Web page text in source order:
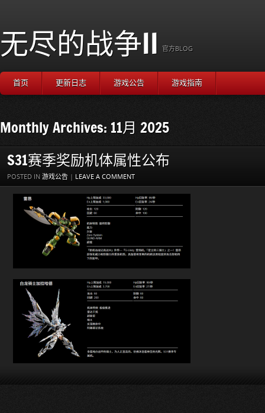
无尽的战争II 官方BLOG
首页 更新日志 游戏公告 游戏指南
Monthly Archives: 11月 2025
S31赛季奖励机体属性公布
POSTED IN 游戏公告 | LEAVE A COMMENT